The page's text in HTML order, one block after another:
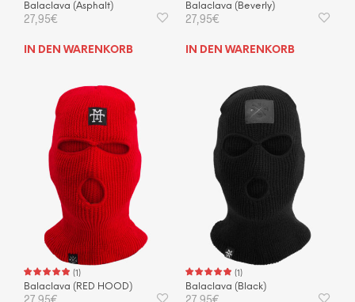
Balaclava (Asphalt)
27,95€
IN DEN WARENKORB
Balaclava (Beverly)
27,95€
IN DEN WARENKORB
(1 )
Balaclava (RED HOOD)
27,95€
(1 )
Balaclava (Black)
27,95€